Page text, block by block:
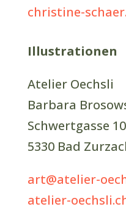
christine-
Illustrationen
Atelier Oechsli
Barbara
Schwertgasse 10
5330 Bad
art@atelier-
atelier-